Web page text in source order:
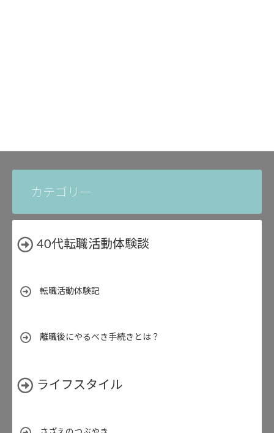
カテゴリー
40代転職活動体験談
転職活動体験記
離職後にやるべき手続きとは？
ライフスタイル